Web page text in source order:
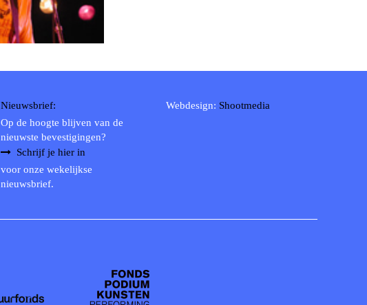
Nieuwsbrief:
Op de hoogte blijven van de
nieuwste bevestigingen?
Schrijf je hier in
voor onze wekelijkse
nieuwsbrief.
Webdesign: Shootmedia